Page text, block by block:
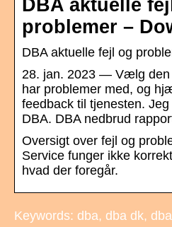
DBA aktuelle
problemer –
DBA aktuelle fejl og
28. jan. 2023 — Vælg den
har problemer med, og
feedback til tjenesten.
DBA. DBA nedbrud
Oversigt over fejl og
Service funger ikke
hvad der foregår.
Keywords: dba, dba dk,